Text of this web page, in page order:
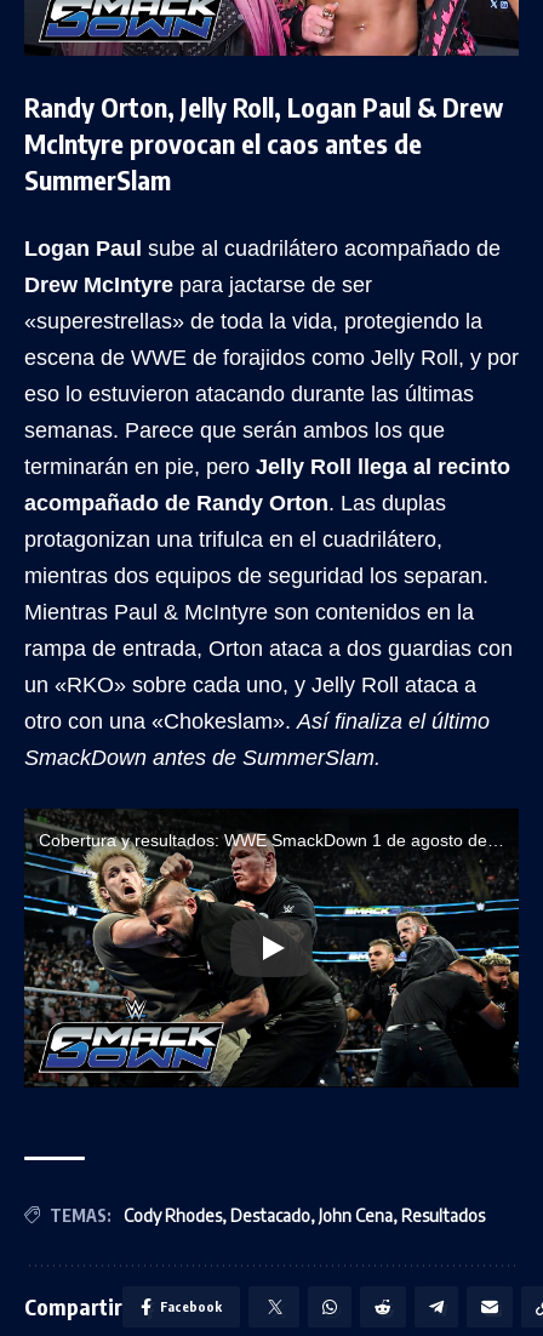
Randy Orton, Jelly Roll, Logan Paul & Drew
McIntyre provocan el caos antes de
SummerSlam
Logan Paul sube al cuadrilátero acompañado de
Drew McIntyre para jactarse de ser
«superestrellas» de toda la vida, protegiendo la
escena de WWE de forajidos como Jelly Roll, y por
eso lo estuvieron atacando durante las últimas
semanas. Parece que serán ambos los que
terminarán en pie, pero Jelly Roll llega al recinto
acompañado de Randy Orton. Las duplas
protagonizan una trifulca en el cuadrilátero,
mientras dos equipos de seguridad los separan.
Mientras Paul & McIntyre son contenidos en la
rampa de entrada, Orton ataca a dos guardias con
un «RKO» sobre cada uno, y Jelly Roll ataca a
otro con una «Chokeslam».Así finaliza el último
SmackDown antes de SummerSlam.
TEMAS: Cody Rhodes,Destacado,John Cena,Resultados
Compartir Facebook